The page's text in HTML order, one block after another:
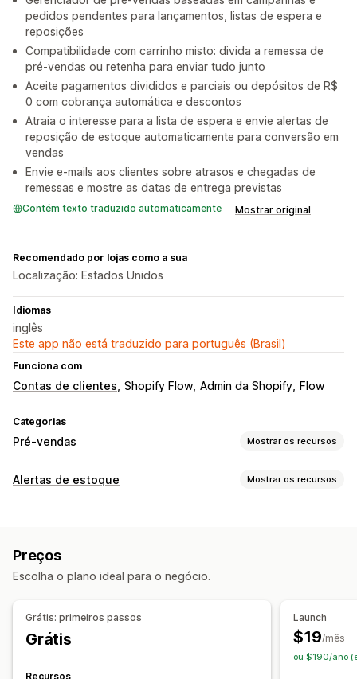
pedidos pendentes para lançamentos, listas de espera e
reposições
Compatibilidade com carrinho misto: divida a remessa de
pré-vendas ou retenha para enviar tudo junto
Aceite pagamentos divididos e parciais ou depósitos de R$
0 com cobrança automática e descontos
Atraia o interesse para a lista de espera e envie alertas de
reposição de estoque automaticamente para conversão em
vendas
Envie e-mails aos clientes sobre atrasos e chegadas de
remessas e mostre as datas de entrega previstas
Contém texto traduzido automaticamente Mostrar original
Recomendado por lojas como a sua
Localização: Estados Unidos
Idiomas
inglês
Este app não está traduzido para português (Brasil)
Funciona com
Contas de clientes Shopify Flow Admin da Shopify Flow
Categorias
Pré-vendas Mostrar os recursos
Tipo de pedidos
Personalização
Botões
Selos
Texto personalizado
Data de disponibilidade
Opções de pagamento
Pagamentos parcelados
Alertas de estoque Mostrar os recursos
Disponibilidade em estoque
Sem estoque Alertas personalizados
Configurações de alertas
Preços
Escolha o plano ideal para o negócio.
Grátis: primeiros passos
Grátis
Recursos
Launch
$19/mês
ou $190/ano